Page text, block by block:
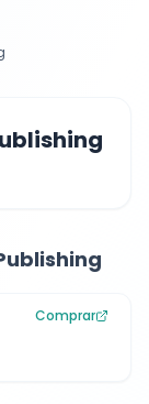
Comprar